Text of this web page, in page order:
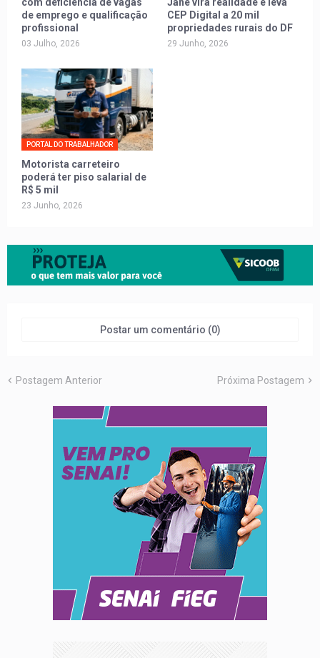
com deficiência de vagas
de emprego e qualificação
profissional
03 Julho, 2026
Jane vira realidade e leva
CEP Digital a 20 mil
propriedades rurais do DF
29 Junho, 2026
PORTAL DO TRABALHADOR
Motorista carreteiro
poderá ter piso salarial de
R$ 5 mil
23 Junho, 2026
Postar um comentário (0)
Postagem Anterior Próxima Postagem